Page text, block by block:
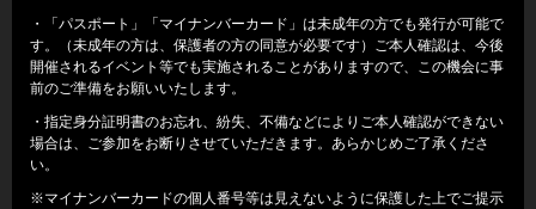
・「パスポート」「マイナンバーカード」は未成年の方でも発行が可能で
す。（未成年の方は、保護者の方の同意が必要です）ご本人確認は、今後
開催されるイベント等でも実施されることがありますので、この機会に事
前のご準備をお願いいたします。
・指定身分証明書のお忘れ、紛失、不備などによりご本人確認ができない
場合は、ご参加をお断りさせていただきます。あらかじめご了承くださ
い。
※マイナンバーカードの個人番号等は見えないように保護した上でご提示